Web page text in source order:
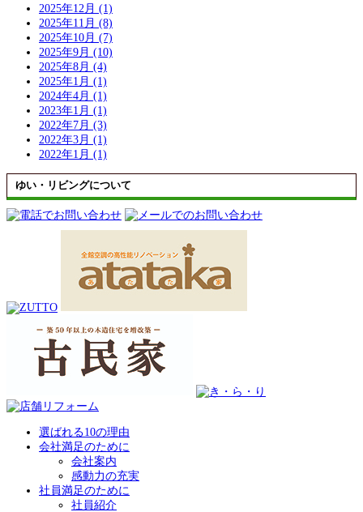
2025年12月 (1)
2025年11月 (8)
2025年10月 (7)
2025年9月 (10)
2025年8月 (4)
2025年1月 (1)
2024年4月 (1)
2023年1月 (1)
2022年7月 (3)
2022年3月 (1)
2022年1月 (1)
ゆい・リビングについて
選ばれる10の理由
会社満足のために
会社案内
感動力の充実
社員満足のために
社員紹介